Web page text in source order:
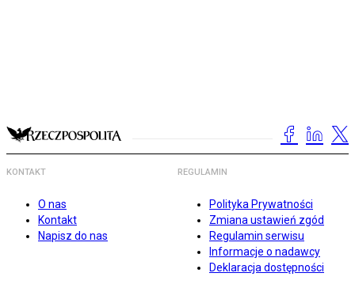
KONTAKT
O nas
Kontakt
Napisz do nas
REGULAMIN
Polityka Prywatności
Zmiana ustawień zgód
Regulamin serwisu
Informacje o nadawcy
Deklaracja dostępności